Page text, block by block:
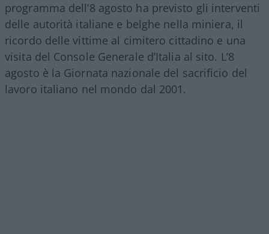
programma dell’8 agosto ha previsto gli interventi
delle autorità italiane e belghe nella miniera, il
ricordo delle vittime al cimitero cittadino e una
visita del Console Generale d’Italia al sito. L’8
agosto è la Giornata nazionale del sacrificio del
lavoro italiano nel mondo dal 2001.